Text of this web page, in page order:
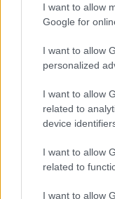
I want to allow
Google for
I want to allow
personalized
I want to allow
related to
device
I want to allow
related to
I want to allow
Major Levente
Mester László
(brácsa), Szász
Végső Miklós,
Péter (bot, tánc,
katonaláda,
Mándoky Kongur
gyerekek